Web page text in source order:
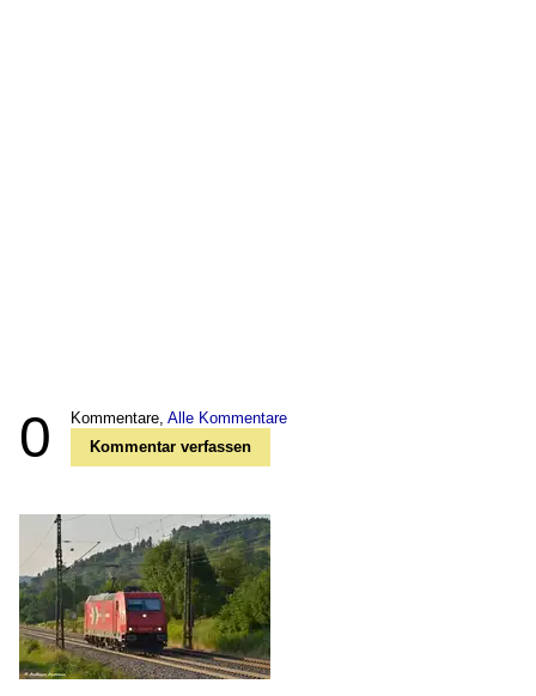
0 Kommentare, Alle Kommentare
Kommentar verfassen